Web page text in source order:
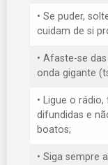
• Se puder,
cuidam de si
• Afaste-se
onda gigante
• Ligue o
difundidas e
boatos;
• Siga sempre